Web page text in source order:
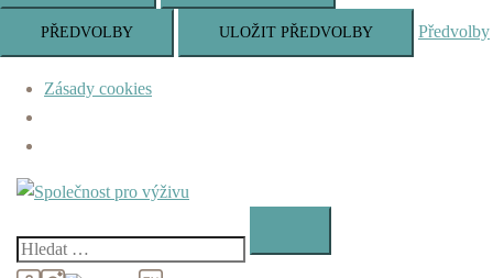
PŘEDVOLBY ULOŽIT PŘEDVOLBY Předvolby
Zásady cookies
Skip
content
Vyhledávání